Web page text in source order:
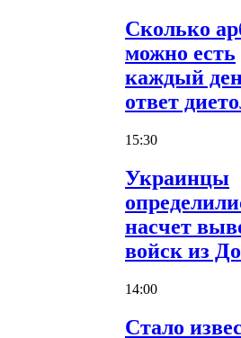
Сколько
можно есть
каждый
ответ
15:30
Украинцы
насчет
войск из
14:00
Стало